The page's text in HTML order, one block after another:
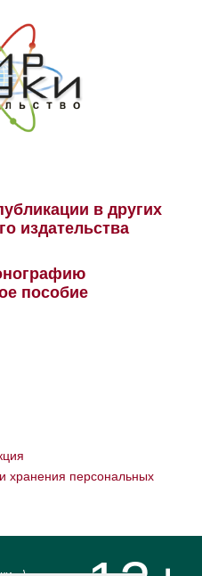
в других
издательства
пособие
хранения персональных